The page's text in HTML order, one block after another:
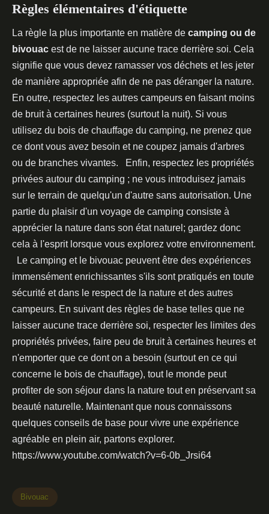
Règles élémentaires d'étiquette
La règle la plus importante en matière de camping ou de
bivouac est de ne laisser aucune trace derrière soi. Cela
signifie que vous devez ramasser vos déchets et les jeter
de manière appropriée afin de ne pas déranger la nature.
En outre, respectez les autres campeurs en faisant moins
de bruit à certaines heures (surtout la nuit). Si vous
utilisez du bois de chauffage du camping, ne prenez que
ce dont vous avez besoin et ne coupez jamais d'arbres
ou de branches vivantes. Enfin, respectez les propriétés
privées autour du camping ; ne vous introduisez jamais
sur le terrain de quelqu'un d'autre sans autorisation. Une
partie du plaisir d'un voyage de camping consiste à
apprécier la nature dans son état naturel; gardez donc
cela à l'esprit lorsque vous explorez votre environnement.
Le camping et le bivouac peuvent être des expériences
immensément enrichissantes s'ils sont pratiqués en toute
sécurité et dans le respect de la nature et des autres
campeurs. En suivant des règles de base telles que ne
laisser aucune trace derrière soi, respecter les limites des
propriétés privées, faire peu de bruit à certaines heures et
n'emporter que ce dont on a besoin (surtout en ce qui
concerne le bois de chauffage), tout le monde peut
profiter de son séjour dans la nature tout en préservant sa
beauté naturelle. Maintenant que nous connaissons
quelques conseils de base pour vivre une expérience
agréable en plein air, partons explorer.
https://www.youtube.com/watch?v=6-0b_Jrsi64
Bivouac